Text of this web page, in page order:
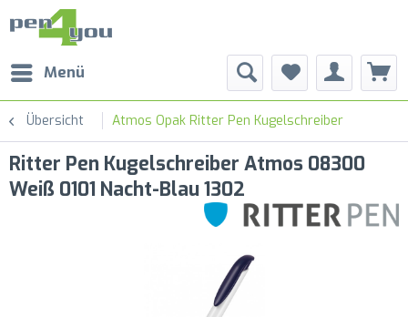
Menü
Übersicht Atmos Opak Ritter Pen Kugelschreiber
Ritter Pen Kugelschreiber Atmos 08300
Weiß 0101 Nacht-Blau 1302